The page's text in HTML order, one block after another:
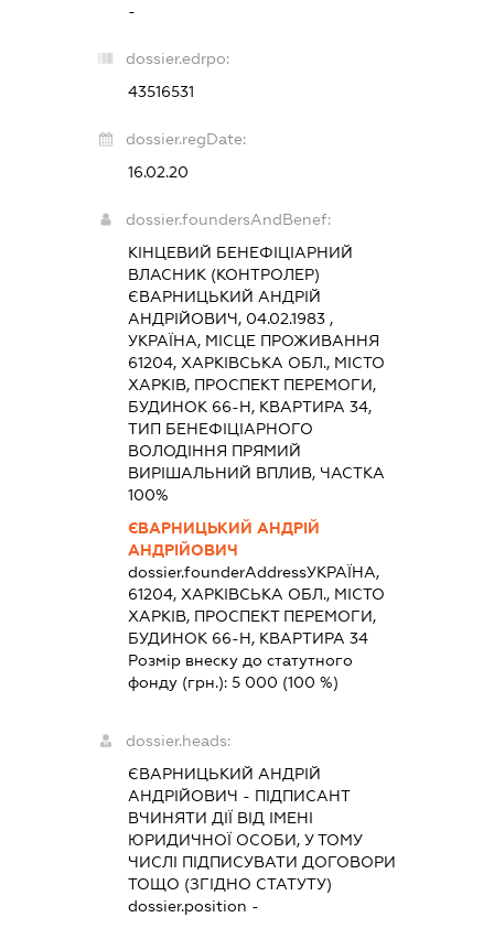
-
dossier.edrpo:
43516531
dossier.regDate:
16.02.20
dossier.foundersAndBenef:
КІНЦЕВИЙ БЕНЕФІЦІАРНИЙ
ВЛАСНИК (КОНТРОЛЕР)
ЄВАРНИЦЬКИЙ АНДРІЙ
АНДРІЙОВИЧ, 04.02.1983 ,
УКРАЇНА, МІСЦЕ ПРОЖИВАННЯ
61204, ХАРКІВСЬКА ОБЛ., МІСТО
ХАРКІВ, ПРОСПЕКТ ПЕРЕМОГИ,
БУДИНОК 66-Н, КВАРТИРА 34,
ТИП БЕНЕФІЦІАРНОГО
ВОЛОДІННЯ ПРЯМИЙ
ВИРІШАЛЬНИЙ ВПЛИВ, ЧАСТКА
100%
ЄВАРНИЦЬКИЙ АНДРІЙ
АНДРІЙОВИЧ
dossier.founderAddressУКРАЇНА,
61204, ХАРКІВСЬКА ОБЛ., МІСТО
ХАРКІВ, ПРОСПЕКТ ПЕРЕМОГИ,
БУДИНОК 66-Н, КВАРТИРА 34
Розмір внеску до статутного
фонду (грн.): 5 000 (100 %)
dossier.heads:
ЄВАРНИЦЬКИЙ АНДРІЙ
АНДРІЙОВИЧ - ПІДПИСАНТ
ВЧИНЯТИ ДІЇ ВІД ІМЕНІ
ЮРИДИЧНОЇ ОСОБИ, У ТОМУ
ЧИСЛІ ПІДПИСУВАТИ ДОГОВОРИ
ТОЩО (ЗГІДНО СТАТУТУ)
dossier.position -